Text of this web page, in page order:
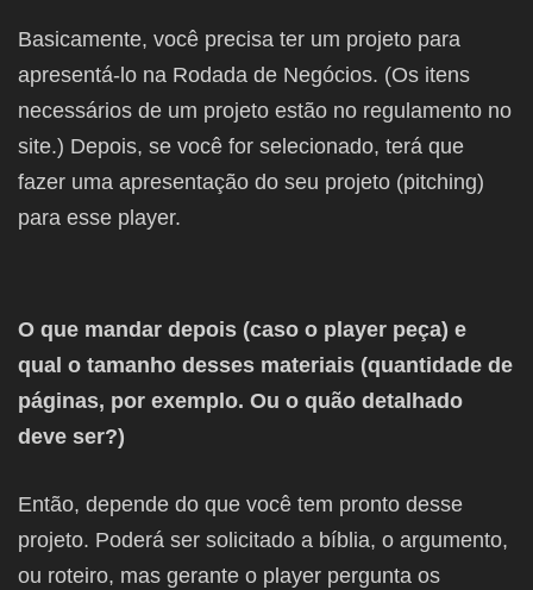
Basicamente, você precisa ter um projeto para
apresentá-lo na Rodada de Negócios. (Os itens
necessários de um projeto estão no regulamento no
site.) Depois, se você for selecionado, terá que
fazer uma apresentação do seu projeto (pitching)
para esse player.
O que mandar depois (caso o player peça) e
qual o tamanho desses materiais (quantidade de
páginas, por exemplo. Ou o quão detalhado
deve ser?)
Então, depende do que você tem pronto desse
projeto. Poderá ser solicitado a bíblia, o argumento,
ou roteiro, mas gerante o player pergunta os